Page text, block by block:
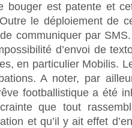
bouger est patente et
le déploiement de
communiquer par
d’envoi de
en particulier Mobilis.
A noter, par
footballistique a été
que tout
et qu’il y ait effet